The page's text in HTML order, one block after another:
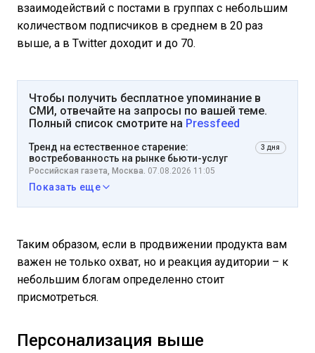
взаимодействий с постами в группах с небольшим
количеством подписчиков в среднем в 20 раз
выше, а в Twitter доходит и до 70.
Чтобы получить бесплатное упоминание в
СМИ, отвечайте на запросы по вашей теме.
Полный список смотрите на Pressfeed
Тренд на естественное старение:
востребованность на рынке бьюти-услуг
3 дня
Российская газета, Москва. 07.08.2026 11:05
Показать еще
Таким образом, если в продвижении продукта вам
важен не только охват, но и реакция аудитории – к
небольшим блогам определенно стоит
присмотреться.
Персонализация выше